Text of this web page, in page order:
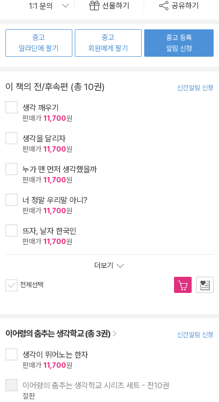
선물하기 공유하기
중고
알라딘에 팔기
중고
회원에게 팔기
중고 등록
알림 신청
이 책의 전/후속편 (총 10권) 신간알림 신청
생각 깨우기
판매가 11,700원
생각을 달리자
판매가 11,700원
누가 맨 먼저 생각했을까
판매가 11,700원
너 정말 우리말 아니?
판매가 11,700원
뜨자, 날자 한국인
판매가 11,700원
더보기
전체선택
이어령의 춤추는 생각학교 (총 3권) 신간알림 신청
생각이 뛰어노는 한자
판매가 11,700원
이어령의 춤추는 생각학교 시리즈 세트 - 전10권
절판